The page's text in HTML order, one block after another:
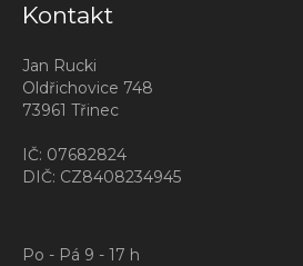
Kontakt
Jan Rucki
Oldřichovice 748
73961 Třinec
IČ: 07682824
DIČ: CZ8408234945
Po - Pá 9 - 17 h